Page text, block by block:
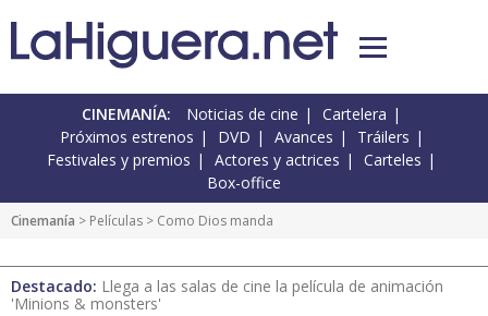
CINEMANÍA: Noticias de cine
Cartelera
Próximos estrenos
DVD Avances
Tráilers
Festivales y premios
Actores y actrices
Carteles
Box-office
Cinemanía > Películas > Como Dios manda
Destacado: Llega a las salas de cine la película de animación
'Minions & monsters'